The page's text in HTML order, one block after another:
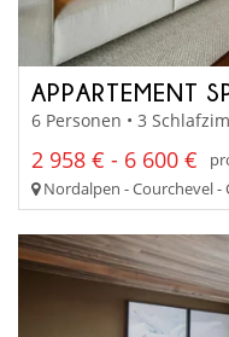
APPARTEMENT
6 Personen • 3
2 958 € - 6 600 €
Nordalpen - Courchevel -